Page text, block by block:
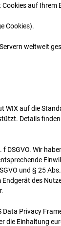
auf Ihrem
Cookies).
weltweit
WIX auf die
Details finden
DSGVO. Wir
und § 25
des
Privacy
die Einhaltung